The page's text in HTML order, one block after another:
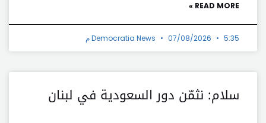
READ MORE »
Democratia News 07/08/2026 5:35 م
سلام: نثمّن دور السعودية في لبنان